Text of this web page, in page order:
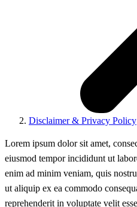
Disclaimer & Privacy Policy
Lorem ipsum dolor sit amet,
eiusmod tempor incididunt ut
enim ad minim veniam, quis
ut aliquip ex ea commodo
reprehenderit in voluptate velit